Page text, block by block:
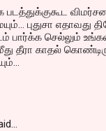
புதுசா எதாவது
பார்க்க செல்லும்
தீரா காதல்